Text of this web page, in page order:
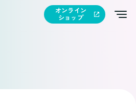
オンライン
ショップ